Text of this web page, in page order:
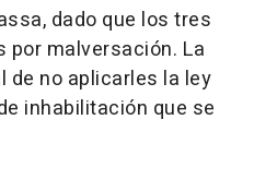
dado que los tres
por malversación. La
de no aplicarles la ley
inhabilitación que se